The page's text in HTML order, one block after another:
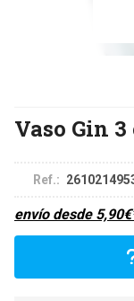
Vaso Gin 3
Ref.:
envío desde 5,90€